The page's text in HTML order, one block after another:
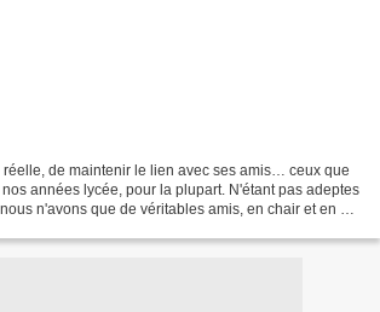
réelle, de maintenir le lien avec ses amis… ceux que
années lycée, pour la plupart. N'étant pas adeptes
n'avons que de véritables amis, en chair et en os.